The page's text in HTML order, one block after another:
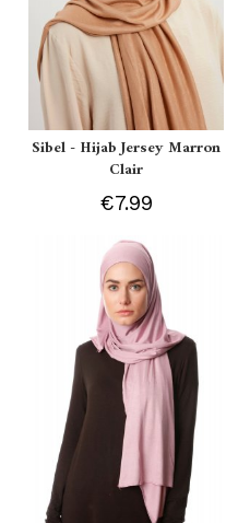
Sibel - Hijab Jersey Marron
Clair
€7.99